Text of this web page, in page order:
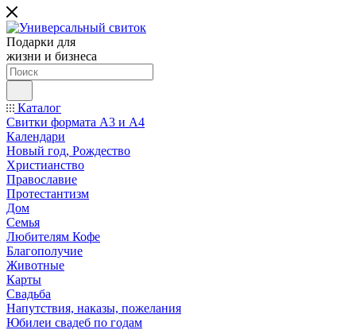
Подарки для
жизни и бизнеса
Каталог
Свитки формата А3 и А4
Календари
Новый год, Рождество
Христианство
Православие
Протестантизм
Дом
Семья
Любителям Кофе
Благополучие
Животные
Карты
Свадьба
Напутствия, наказы, пожелания
Юбилеи свадеб по годам